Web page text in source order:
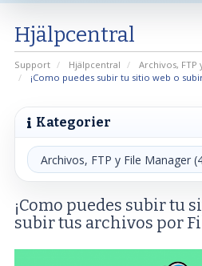
Hjälpcentral
Support Hjälpcentral
Archivos, FTP
¡Como puedes subir tu sitio web o
Kategorier
¡Como puedes subir tu
subir tus archivos por